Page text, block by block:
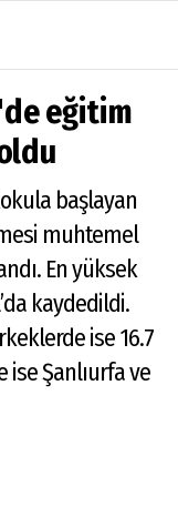
AlanyaTime
Moovit
Alanya-
Gazipaşa
& Antalya
Canlı Uçak
Seyir
Takip
Künye
eğitim
başlayan
muhtemel
En yüksek
kaydedildi.
ise 16.7
ise Şanlıurfa ve